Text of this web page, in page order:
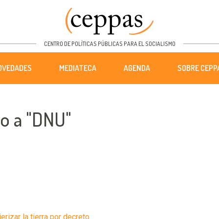
CENTRO DE POLÍTICAS PÚBLICAS PARA EL SOCIALISMO
MEDIATECA AGENDA SOBRE
a "DNU"
la tierra por decreto